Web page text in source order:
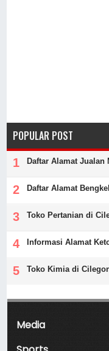
POPULAR POST
Daftar Alamat
Daftar Alamat
Toko Pertanian di
Informasi Alamat
Toko Kimia di
Media